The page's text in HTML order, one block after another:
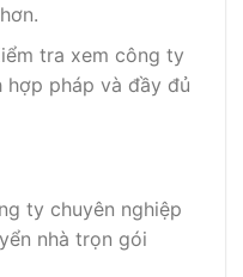
tra xem công ty
hợp pháp và đầy đủ
ty chuyên nghiệp
nhà trọn gói